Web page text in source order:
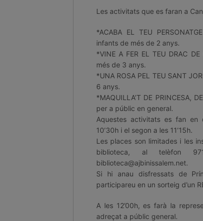
Les activitats que es faran a Can
*ACABA EL TEU
infants de més de 2 anys.
*VINE A FER EL TEU DRAC
més de 3 anys.
*UNA ROSA PEL TEU SANT
6 anys.
*MAQUILLA’T DE PRINCESA,
per a públic en general.
Aquestes activitats es fan en
10’30h i el segon a les 11’15h.
Les places son limitades i les
biblioteca, al telèfon
biblioteca@ajbinissalem.net.
Si hi anau disfressats de
participareu en un sorteig d’un
A les 12’00h, es farà la
adreçat a públic general.